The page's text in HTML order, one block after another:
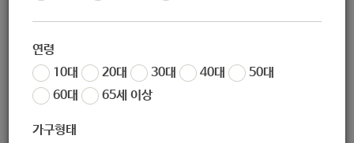
연령
10대
20대 30대 40대
50대
60대
65세 이상
가구형태